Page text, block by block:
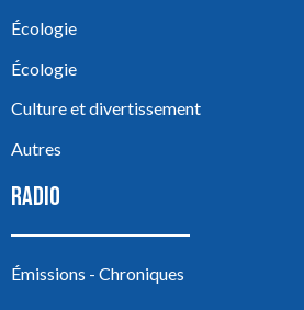
Écologie
Écologie
Culture et divertissement
Autres
RADIO
Émissions - Chroniques